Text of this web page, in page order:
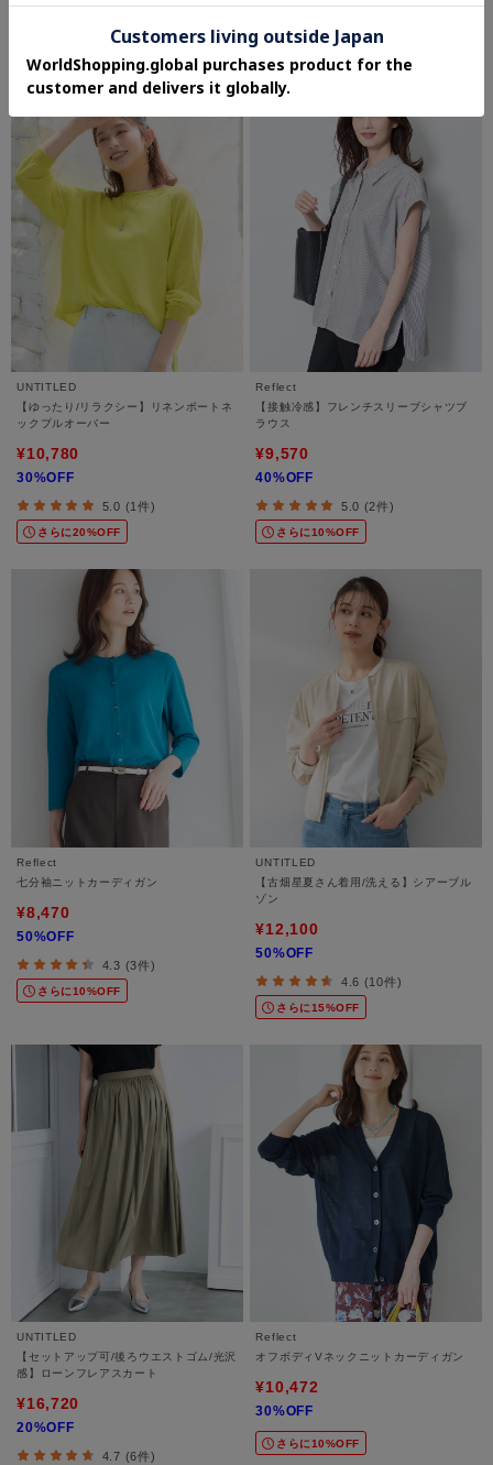
さらに20%OFF さらに15%OFF
UNTITLED
【ゆったり/リラクシー】リネンボートネ
ックプルオーバー
¥10,780
30%OFF
5.0 (1件)
さらに20%OFF
Reflect
【接触冷感】フレンチスリーブシャツブ
ラウス
¥9,570
40%OFF
5.0 (2件)
さらに10%OFF
Reflect
七分袖ニットカーディガン
¥8,470
50%OFF
4.3 (3件)
さらに10%OFF
UNTITLED
【古畑星夏さん着用/洗える】シアーブル
ゾン
¥12,100
50%OFF
4.6 (10件)
さらに15%OFF
UNTITLED
【セットアップ可/後ろウエストゴム/光沢
感】ローンフレアスカート
¥16,720
20%OFF
4.7 (6件)
Reflect
オフボディVネックニットカーディガン
¥10,472
30%OFF
さらに10%OFF